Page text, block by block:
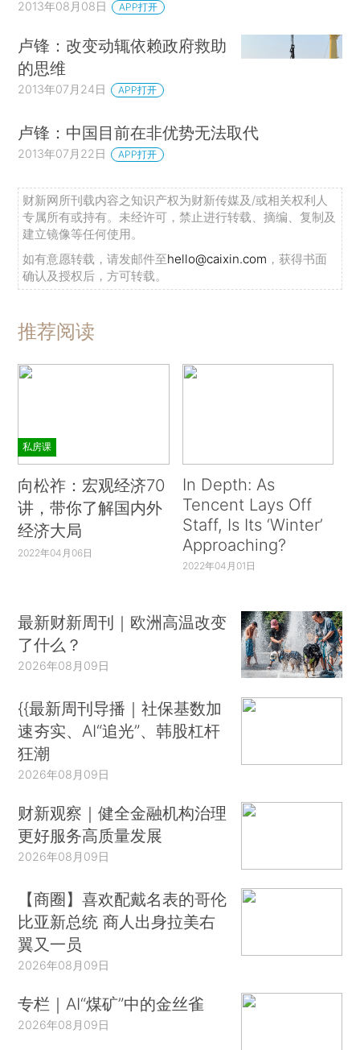
2013年08月08日 APP打开
卢锋：改变动辄依赖政府救助
的思维
2013年07月24日 APP打开
卢锋：中国目前在非优势无法取代
2013年07月22日 APP打开
财新网所刊载内容之知识产权为财新传媒及/或相关权利人
专属所有或持有。未经许可，禁止进行转载、摘编、复制及
建立镜像等任何使用。
如有意愿转载，请发邮件至hello@caixin.com ，获得书面
确认及授权后，方可转载。
推荐阅读
私房课
向松祚：宏观经济70
讲，带你了解国内外
经济大局
2022年04月06日
In Depth: As
Tencent Lays Off
Staff, Is Its ‘Winter’
Approaching?
2022年04月01日
最新财新周刊｜欧洲高温改变
了什么？
2026年08月09日
{{最新周刊导播｜社保基数加
速夯实、AI“追光”、韩股杠杆
狂潮
2026年08月09日
财新观察｜健全金融机构治理
更好服务高质量发展
2026年08月09日
【商圈】喜欢配戴名表的哥伦
比亚新总统 商人出身拉美右
翼又一员
2026年08月09日
专栏｜AI“煤矿”中的金丝雀
2026年08月09日